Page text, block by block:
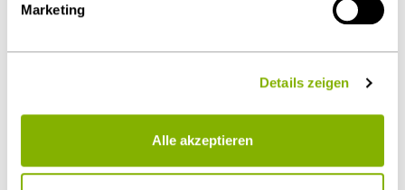
Marketing
Details zeigen
Alle akzeptieren